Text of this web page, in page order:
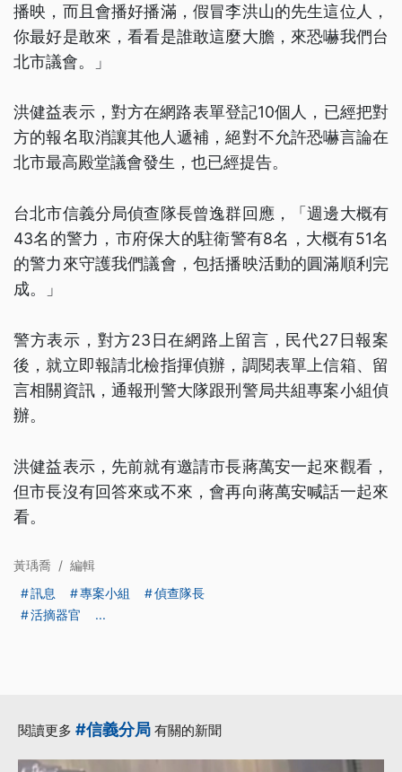
播映，而且會播好播滿，假冒李洪山的先生這位人，
你最好是敢來，看看是誰敢這麼大膽，來恐嚇我們台
北市議會。」
洪健益表示，對方在網路表單登記10個人，已經把對
方的報名取消讓其他人遞補，絕對不允許恐嚇言論在
北市最高殿堂議會發生，也已經提告。
台北市信義分局偵查隊長曾逸群回應，「週邊大概有
43名的警力，市府保大的駐衛警有8名，大概有51名
的警力來守護我們議會，包括播映活動的圓滿順利完
成。」
警方表示，對方23日在網路上留言，民代27日報案
後，就立即報請北檢指揮偵辦，調閱表單上信箱、留
言相關資訊，通報刑警大隊跟刑警局共組專案小組偵
辦。
洪健益表示，先前就有邀請市長蔣萬安一起來觀看，
但市長沒有回答來或不來，會再向蔣萬安喊話一起來
看。
黃瑀喬 / 編輯
訊息
專案小組
偵查隊長
活摘器官
...
閱讀更多 #信義分局 有關的新聞